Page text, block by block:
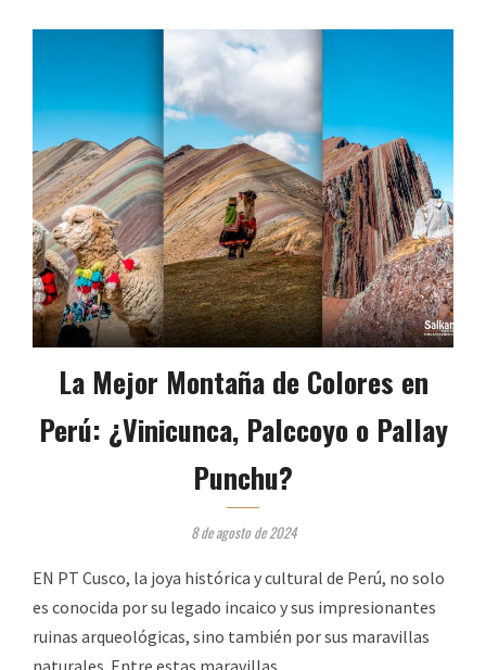
La Mejor Montaña de Colores en
Perú: ¿Vinicunca, Palccoyo o Pallay
Punchu?
8 de agosto de 2024
EN PT Cusco, la joya histórica y cultural de Perú, no solo
es conocida por su legado incaico y sus impresionantes
ruinas arqueológicas, sino también por sus maravillas